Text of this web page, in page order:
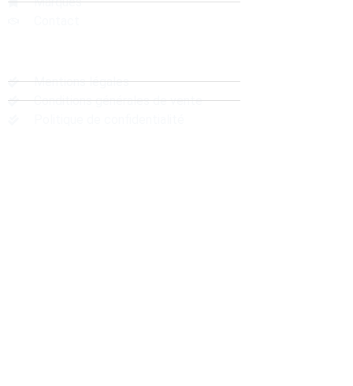
Mentions légales
Conditions générales de vente